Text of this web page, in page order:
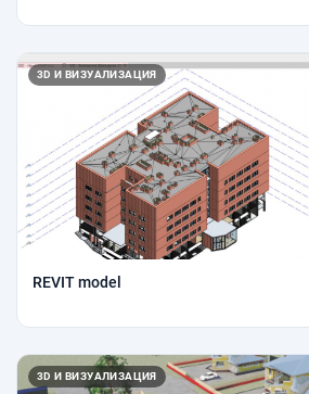
3D И ВИЗУАЛИЗАЦИЯ
REVIT model
3D И ВИЗУАЛИЗАЦИЯ